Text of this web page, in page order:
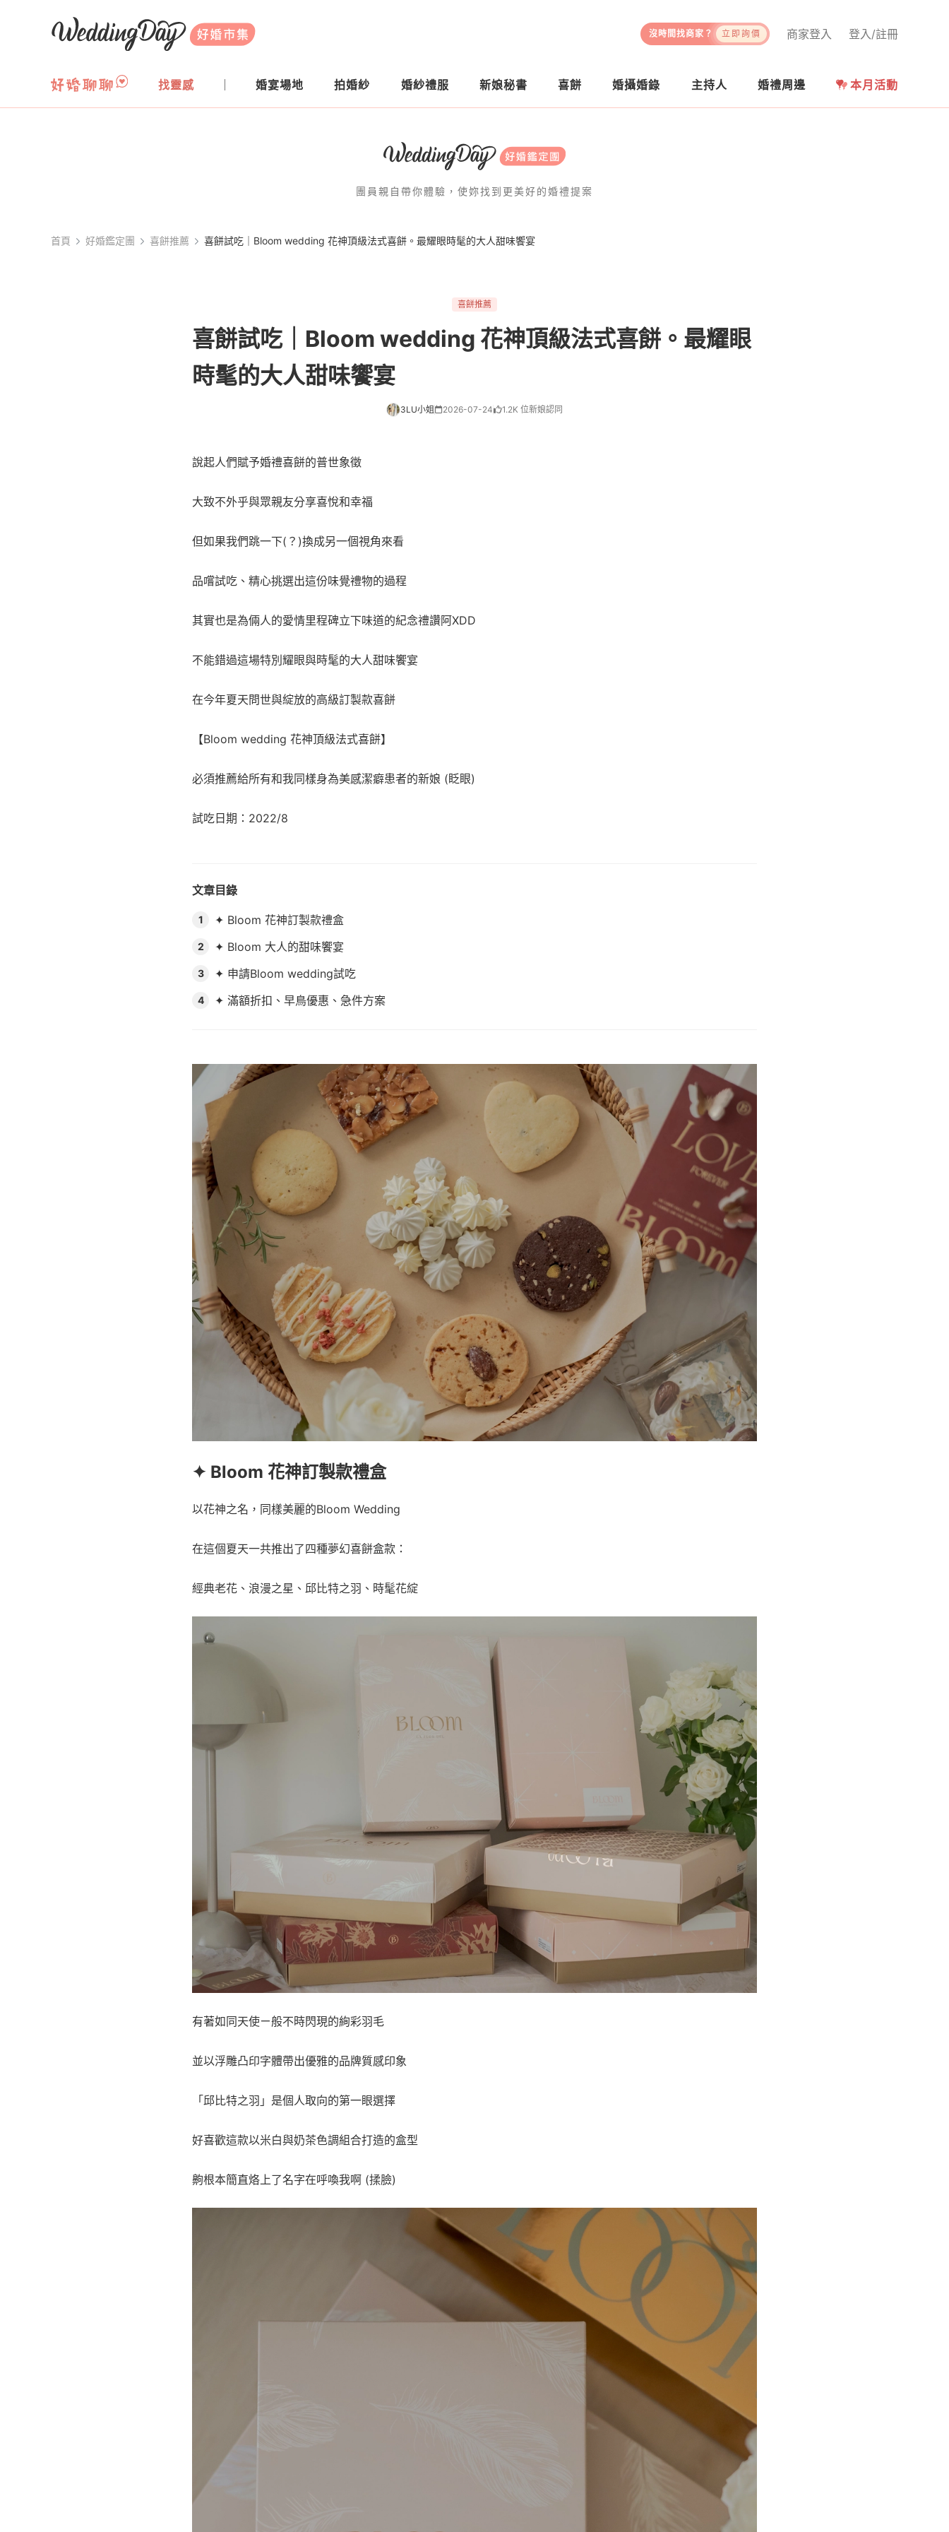
WeddingDay 好婚市集
登入/註冊
商家登入
沒時間找商家？ 立即詢價
找靈感 婚宴場地 拍婚紗 婚紗禮服 新娘秘書 喜餅 婚攝婚錄 主持人 婚禮周邊 本月活動
團員親自帶你體驗，使妳找到更美好的婚禮提案
首頁 好婚鑑定團 喜餅推薦 喜餅試吃｜Bloom wedding 花神頂級法式喜餅。最耀眼時髦的大人甜味饗宴
喜餅推薦
喜餅試吃｜Bloom wedding 花神頂級法式喜餅。最耀眼
時髦的大人甜味饗宴
3LU小姐 2026-07-24 1.2K 位新娘認同
說起人們賦予婚禮喜餅的普世象徵
大致不外乎與眾親友分享喜悅和幸福
但如果我們跳一下(？)換成另一個視角來看
品嚐試吃、精心挑選出這份味覺禮物的過程
其實也是為倆人的愛情里程碑立下味道的紀念禮讚阿XDD
不能錯過這場特別耀眼與時髦的大人甜味饗宴
在今年夏天問世與綻放的高級訂製款喜餅
【Bloom wedding 花神頂級法式喜餅】
必須推薦給所有和我同樣身為美感潔癖患者的新娘 (眨眼)
試吃日期：2022/8
文章目錄
1 ✦ Bloom 花神訂製款禮盒
2 ✦ Bloom 大人的甜味饗宴
3 ✦ 申請Bloom wedding試吃
4 ✦ 滿額折扣、早鳥優惠、急件方案
✦ Bloom 花神訂製款禮盒
以花神之名，同樣美麗的Bloom Wedding
在這個夏天一共推出了四種夢幻喜餅盒款：
經典老花、浪漫之星、邱比特之羽、時髦花綻
有著如同天使ㄧ般不時閃現的絢彩羽毛
並以浮雕凸印字體帶出優雅的品牌質感印象
「邱比特之羽」是個人取向的第一眼選擇
好喜歡這款以米白與奶茶色調組合打造的盒型
齁根本簡直烙上了名字在呼喚我啊 (揉臉)